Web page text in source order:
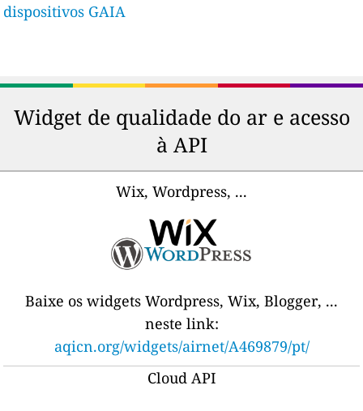
dispositivos GAIA
Widget de qualidade do ar e acesso
à API
Wix, Wordpress, ...
Baixe os widgets Wordpress, Wix, Blogger, ...
neste link:
aqicn.org/widgets/airnet/A469879/pt/
Cloud API